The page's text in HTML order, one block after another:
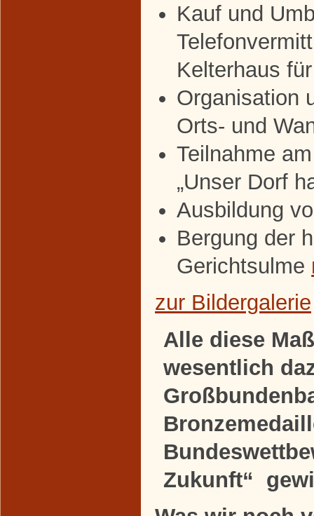
Kauf und
Kelterhaus
Organisation
Orts- und
Teilnahme
„Unser Dorf
Ausbildung
Bergung der
Gerichtsulme
zur Bildergalerie
Alle diese
wesentlich
Zukunft“